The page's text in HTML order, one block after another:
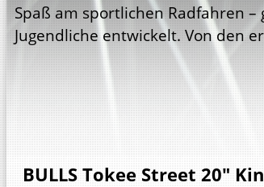
Spaß am sportlichen Radfahren
Jugendliche entwickelt. Von den
BULLSTokee Street 20"